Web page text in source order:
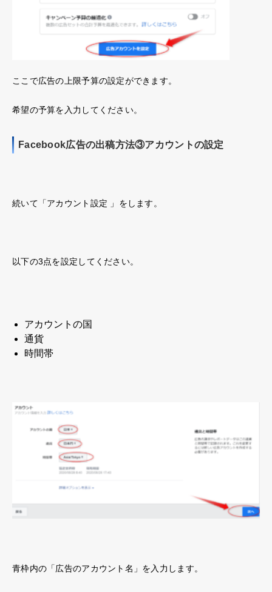
ここで広告の上限予算の設定ができます。
希望の予算を入力してください。
Facebook広告の出稿方法③アカウントの設定
続いて「アカウント設定 」をします。
以下の3点を設定してください。
アカウントの国
通貨
時間帯
青枠内の「広告のアカウント名」を入力します。